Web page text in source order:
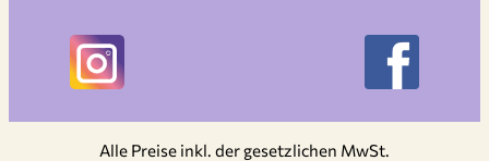
Alle Preise inkl. der gesetzlichen MwSt.